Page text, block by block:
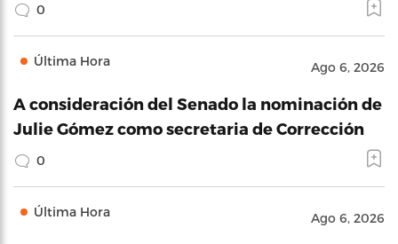
0
Última Hora Ago 6, 2026
A consideración del Senado la nominación de
Julie Gómez como secretaria de Corrección
0
Última Hora Ago 6, 2026